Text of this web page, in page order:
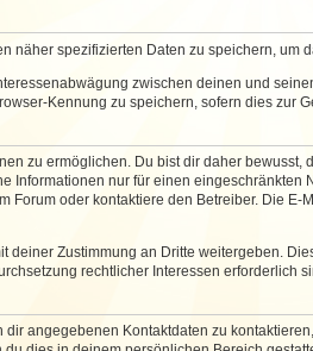
näher spezifizierten Daten zu speichern, um
zwischen deinen und
Kennung zu speichern, sofern dies zur
zu ermöglichen. Du bist dir daher
nur für einen
Forum oder kontaktiere den Betreiber. Die
Zustimmung an Dritte weitergeben.
rechtlicher Interessen erforderlich
angegebenen Kontaktdaten zu